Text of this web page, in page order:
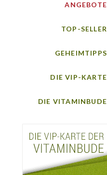
ANGEBOTE
TOP-SELLER
GEHEIMTIPPS
DIE VIP-KARTE
DIE VITAMINBUDE